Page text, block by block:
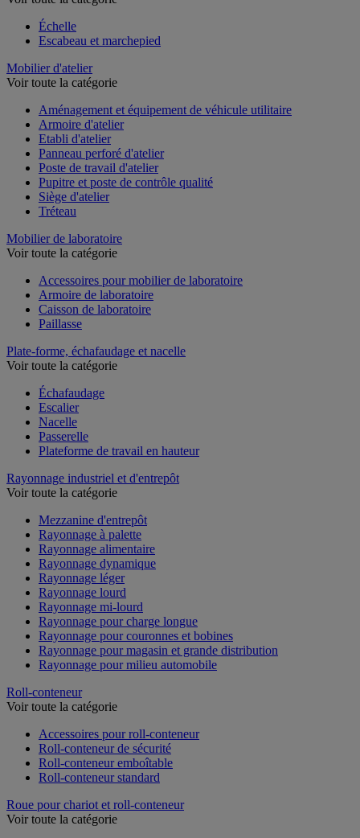
Échelle
Escabeau et marchepied
Mobilier d'atelier
Voir toute la catégorie
Aménagement et équipement de véhicule utilitaire
Armoire d'atelier
Etabli d'atelier
Panneau perforé d'atelier
Poste de travail d'atelier
Pupitre et poste de contrôle qualité
Siège d'atelier
Tréteau
Mobilier de laboratoire
Voir toute la catégorie
Accessoires pour mobilier de laboratoire
Armoire de laboratoire
Caisson de laboratoire
Paillasse
Plate-forme, échafaudage et nacelle
Voir toute la catégorie
Échafaudage
Escalier
Nacelle
Passerelle
Plateforme de travail en hauteur
Rayonnage industriel et d'entrepôt
Voir toute la catégorie
Mezzanine d'entrepôt
Rayonnage à palette
Rayonnage alimentaire
Rayonnage dynamique
Rayonnage léger
Rayonnage lourd
Rayonnage mi-lourd
Rayonnage pour charge longue
Rayonnage pour couronnes et bobines
Rayonnage pour magasin et grande distribution
Rayonnage pour milieu automobile
Roll-conteneur
Voir toute la catégorie
Accessoires pour roll-conteneur
Roll-conteneur de sécurité
Roll-conteneur emboîtable
Roll-conteneur standard
Roue pour chariot et roll-conteneur
Voir toute la catégorie